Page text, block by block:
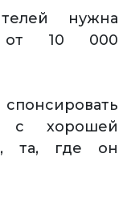
нужна
от 10 000
с хорошей
та, где он